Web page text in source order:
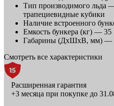
Тип производимого льда
трапециевидные кубики
Наличие встроенного
Емкость бункера (кг) — 35
Габарины (ДхШхВ, мм) —
Смотреть все характеристики
Расширенная гарантия
+3 месяца при покупке до